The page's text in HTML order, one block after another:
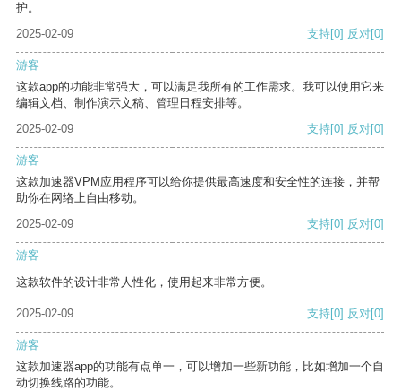
护。
2025-02-09
支持[0] 反对[0]
游客
这款app的功能非常强大，可以满足我所有的工作需求。我可以使用它来
编辑文档、制作演示文稿、管理日程安排等。
2025-02-09
支持[0] 反对[0]
游客
这款加速器VPM应用程序可以给你提供最高速度和安全性的连接，并帮
助你在网络上自由移动。
2025-02-09
支持[0] 反对[0]
游客
这款软件的设计非常人性化，使用起来非常方便。
2025-02-09 支持[0] 反对[0]
游客
这款加速器app的功能有点单一，可以增加一些新功能，比如增加一个自
动切换线路的功能。